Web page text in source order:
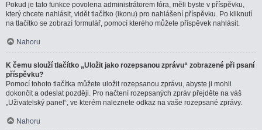
Pokud je tato funkce povolena administrátorem fóra, měli byste v příspěvku,
který chcete nahlásit, vidět tlačítko (ikonu) pro nahlášení příspěvku. Po kliknutí
na tlačítko se zobrazí formulář, pomocí kterého můžete příspěvek nahlásit.
Nahoru
K čemu slouží tlačítko „Uložit jako rozepsanou zprávu“ zobrazené při psaní
příspěvku?
Pomocí tohoto tlačítka můžete uložit rozepsanou zprávu, abyste ji mohli
dokončit a odeslat později. Pro načtení rozepsaných zpráv přejděte na váš
„Uživatelský panel“, ve kterém naleznete odkaz na vaše rozepsané zprávy.
Nahoru